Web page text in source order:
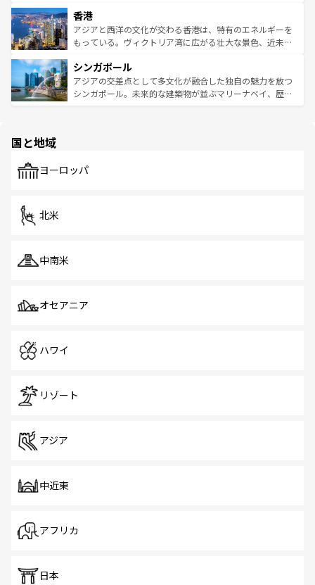
とつ。フォーやバインミー、ベトナムコーヒーなどは、ぜ
ひ現地で味わいたい。どの地域を訪れてもあたたかい人々
が旅行者を迎えてくれるので、きっと忘れられない旅にな
参照してほしい。
の活気が交差している。北部ではチェンマイなどの山岳地
帯で自然と触れ合い、南部ではプーケットやクラビの美し
いビーチでリゾート気分を楽しむことができる。タイ料理
激する。気候は一年中温暖で、どの季節にも異なる楽しみ
が待っている。親しみやすいタイの人々、仏教を中心とし
た文化、そして多様な観光資源が、訪れる旅人を魅了し続
香港
アジアと西洋の文化が交わる香港は、特有のエネルギーを
もっている。ヴィクトリア湾に広がる壮大な景色、近未来
み、どこを訪れても感動するはず。観光スポットが密集し
ており、効率よく見どころを回れるのも魅力。息をのむよ
うな絶景から文化的な体験まで、香港を存分に楽しみ尽く
シンガポール
アジアの交差点として多文化が融合した独自の魅力を放つ
シンガポール。未来的な建築物が並ぶマリーナベイ、歴史
で、ホーカーズは地元の風情を楽しめる外せないスポット
国と地域
ヨーロッパ
北米
中南米
オセアニア
ハワイ
リゾート
アジア
中近東
アフリカ
日本